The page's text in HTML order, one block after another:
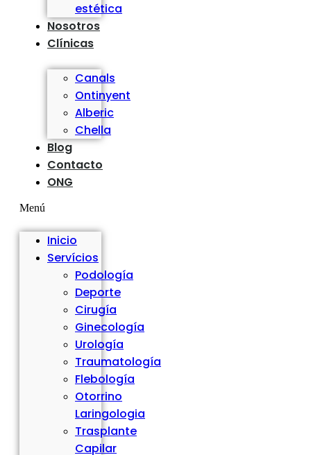
estética
Nosotros
Clínicas
Canals
Ontinyent
Alberic
Chella
Blog
Contacto
ONG
Menú
Inicio
Servícios
Podología
Deporte
Cirugía
Ginecología
Urología
Traumatología
Flebología
Otorrino
Laringologia
Trasplante
Capilar